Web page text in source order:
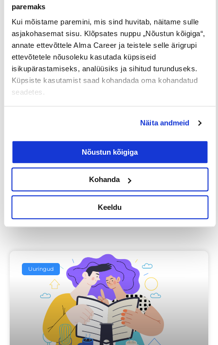
paremaks
Kui mõistame paremini, mis sind huvitab, näitame sulle
asjakohasemat sisu. Klõpsates nuppu „Nõustun kõigiga“,
annate ettevõttele Alma Career ja teistele selle ärigrupi
ettevõtetele nõusoleku kasutada küpsiseid
isikupärastamiseks, analüüsiks ja sihitud turunduseks.
Küpsiste kasutamist saad kohandada oma kohandatud
seadetes.
Näita andmeid
Nõustun kõigiga
Kohanda
Keeldu
Tööpakkumised
Palk alates
2500€
Lisateenimise
võimalus
Töö
noortele
Jaga postitust
Loe lisaks
Uuringud